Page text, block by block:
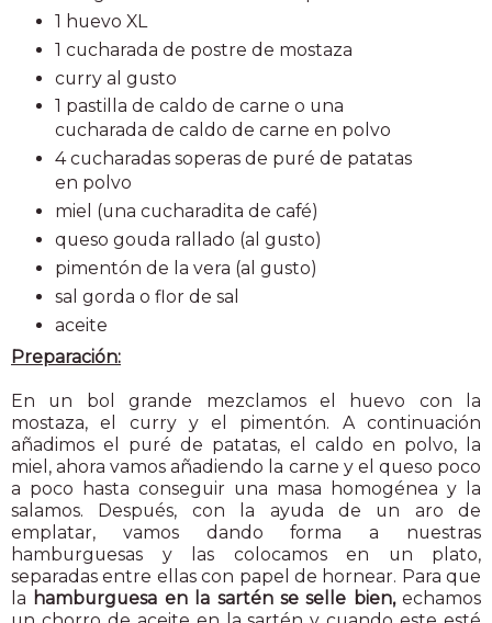
1 huevo XL
1 cucharada de postre de mostaza
curry al gusto
1 pastilla de caldo de carne o una
cucharada de caldo de carne en polvo
4 cucharadas soperas de puré de patatas
en polvo
miel (una cucharadita de café)
queso gouda rallado (al gusto)
pimentón de la vera (al gusto)
sal gorda o flor de sal
aceite
Preparación:
En un bol grande mezclamos el huevo con la
mostaza, el curry y el pimentón. A continuación
añadimos el puré de patatas, el caldo en polvo, la
miel, ahora vamos añadiendo la carne y el queso poco
a poco hasta conseguir una masa homogénea y la
salamos. Después, con la ayuda de un aro de
emplatar, vamos dando forma a nuestras
hamburguesas y las colocamos en un plato,
separadas entre ellas con papel de hornear. Para que
la hamburguesa en la sartén se selle bien,echamos